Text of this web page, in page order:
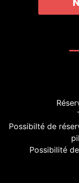
Possibilté de
Possibilité